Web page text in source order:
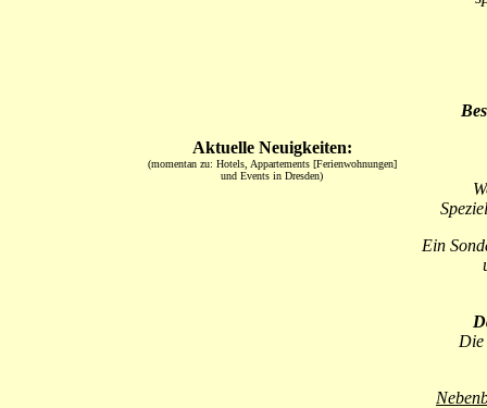
Aktuelle Neuigkeiten:
(momentan zu: Hotels, Appartements [Ferienwohnungen]
und Events in Dresden)
Ein
Die